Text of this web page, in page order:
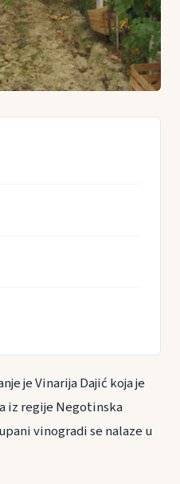
je Vinarija Dajić koja je
iz regije Negotinska
vinogradi se nalaze u